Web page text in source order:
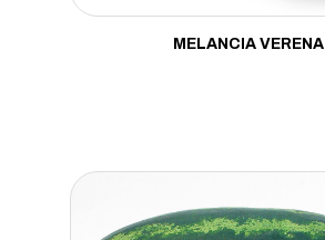
MELANCIA VERENA